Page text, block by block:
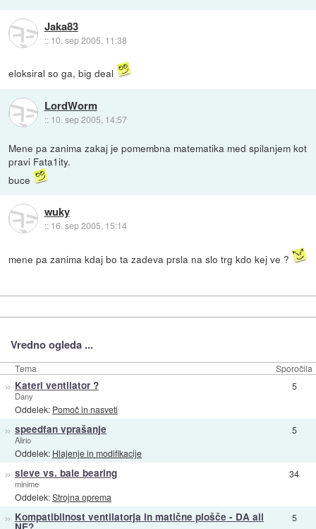
Jaka83
:: 10. sep 2005, 11:38
eloksiral so ga, big deal
LordWorm
:: 10. sep 2005, 14:57
Mene pa zanima zakaj je pomembna matematika med spilanjem kot
pravi Fata1ity.
buce
wuky
:: 16. sep 2005, 15:14
mene pa zanima kdaj bo ta zadeva prsla na slo trg kdo kej ve ?
Vredno ogleda ...
Tema Sporočila
» Kateri ventilator ?
Dany
Oddelek: Pomoč in nasveti
5
» speedfan vprašanje
Alirio
Oddelek: Hlajenje in modifikacije
5
» sleve vs. bale bearing
minime
Oddelek:Strojna oprema
34
» Kompatiblinost ventilatorja in matične plošče - DA ali 5